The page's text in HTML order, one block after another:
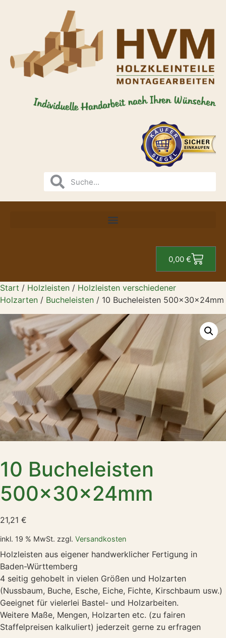
0,00 €
Start / Holzleisten / Holzleisten verschiedener
Holzarten / Bucheleisten / 10 Bucheleisten 500x30x24mm
10 Bucheleisten
500x30x24mm
21,21 €
inkl. 19 % MwSt. zzgl. Versandkosten
Holzleisten aus eigener handwerklicher Fertigung in
Baden-Württemberg
4 seitig gehobelt in vielen Größen und Holzarten
(Nussbaum, Buche, Esche, Eiche, Fichte, Kirschbaum usw.)
Geeignet für vielerlei Bastel- und Holzarbeiten.
Weitere Maße, Mengen, Holzarten etc. (zu fairen
Staffelpreisen kalkuliert) jederzeit gerne zu erfragen